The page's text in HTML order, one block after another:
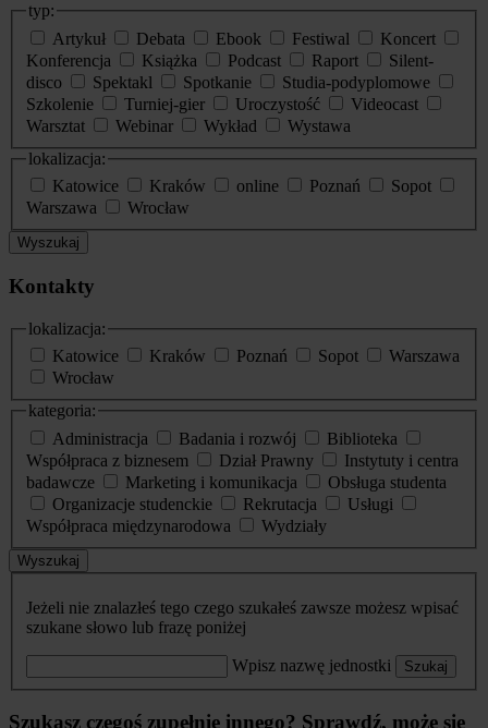
typ:
Artykuł
Debata Ebook Festiwal
Koncert
Konferencja
Książka Podcast Raport
Silent-
disco
Spektakl Spotkanie
Studia-podyplomowe
Szkolenie
Turniej-gier Uroczystość
Videocast
Warsztat
Webinar Wykład
Wystawa
lokalizacja:
Katowice
Kraków online Poznań
Sopot
Warszawa
Wrocław
Wyszukaj
Kontakty
lokalizacja:
Katowice
Kraków Poznań Sopot
Warszawa
Wrocław
kategoria:
Administracja
Badania i rozwój
Biblioteka
Współpraca z biznesem
Dział Prawny
Instytuty i centra
badawcze
Marketing i komunikacja
Obsługa studenta
Organizacje studenckie
Rekrutacja
Usługi
Współpraca międzynarodowa
Wydziały
Wyszukaj
Jeżeli nie znalazłeś tego czego szukałeś zawsze możesz wpisać
szukane słowo lub frazę poniżej
Wpisz nazwę jednostki Szukaj
Szukasz czegoś zupełnie innego? Sprawdź, może się